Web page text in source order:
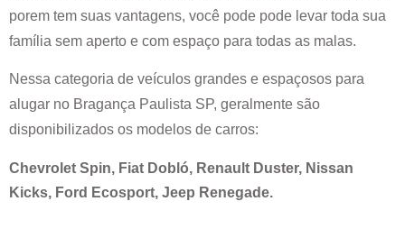
porem tem suas vantagens, você pode pode levar toda sua
família sem aperto e com espaço para todas as malas.
Nessa categoria de veículos grandes e espaçosos para
alugar no Bragança Paulista SP, geralmente são
disponibilizados os modelos de carros:
Chevrolet Spin, Fiat Dobló, Renault Duster, Nissan
Kicks, Ford Ecosport, Jeep Renegade.